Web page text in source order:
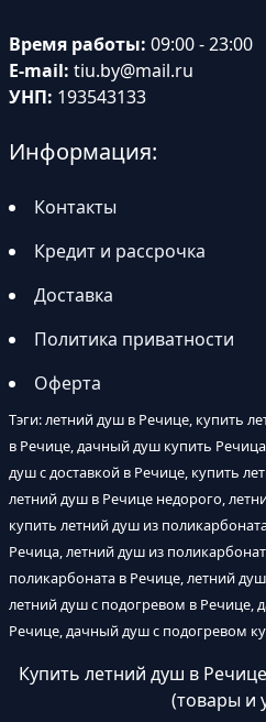
Время работы: 09:00 - 23:00
E-mail: tiu.by@mail.ru
УНП: 193543133
Информация:
Контакты
Кредит и рассрочка
Доставка
Политика приватности
Оферта
Тэги: летний душ в Речице, купить
в Речице, дачный душ купить
душ с доставкой в Речице, купить
летний душ в Речице недорого,
купить летний душ из
Речица, летний душ из
поликарбоната в Речице, летний
летний душ с подогревом в Речице,
Речице, дачный душ с подогревом
Купить летний душ в Речице
(товары и